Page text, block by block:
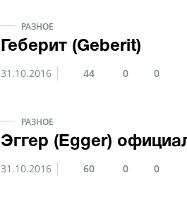
РАЗНОЕ
Геберит (Geberit)
31.10.2016 44 0 0
РАЗНОЕ
Эггер (Egger)
31.10.2016 60 0 0